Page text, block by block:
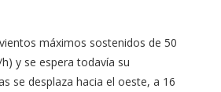
máximos sostenidos de 50
y se espera todavía su
se desplaza hacia el oeste, a 16